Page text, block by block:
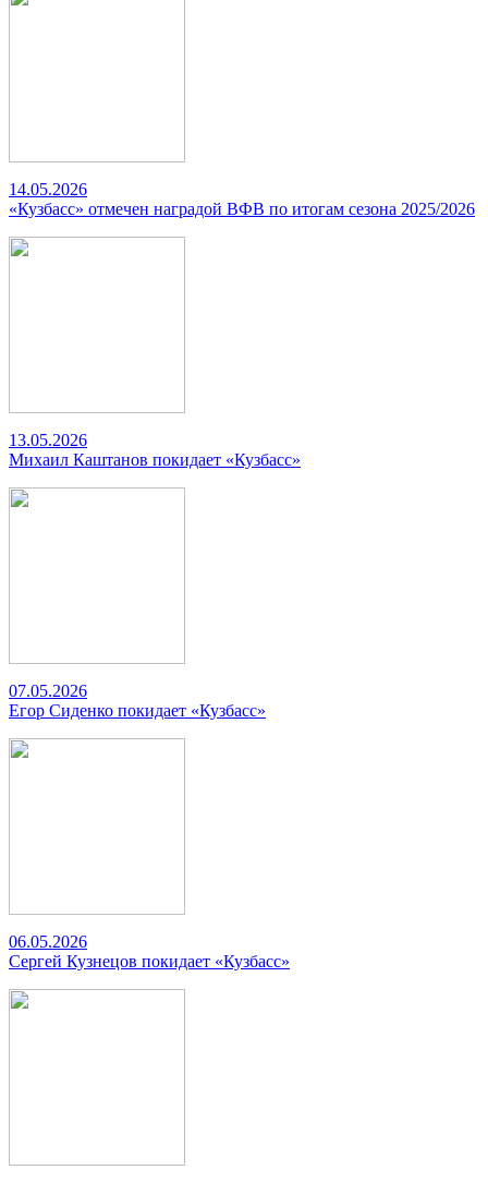
14.05.2026
«Кузбасс» отмечен наградой ВФВ по итогам сезона 2025/2026
13.05.2026
Михаил Каштанов покидает «Кузбасс»
07.05.2026
Егор Сиденко покидает «Кузбасс»
06.05.2026
Сергей Кузнецов покидает «Кузбасс»